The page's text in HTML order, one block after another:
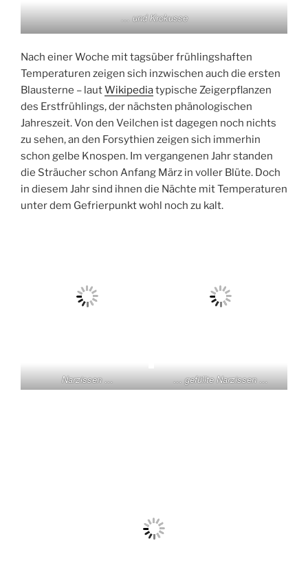
… und Krokusse
Nach einer Woche mit tagsüber frühlingshaften
Temperaturen zeigen sich inzwischen auch die ersten
Blausterne – lautWikipediatypische Zeigerpflanzen
des Erstfrühlings, der nächsten phänologischen
Jahreszeit. Von den Veilchen ist dagegen noch nichts
zu sehen, an den Forsythien zeigen sich immerhin
schon gelbe Knospen. Im vergangenen Jahr standen
die Sträucher schon Anfang März in voller Blüte. Doch
in diesem Jahr sind ihnen die Nächte mit Temperaturen
unter dem Gefrierpunkt wohl noch zu kalt.
Narzissen … … gefüllte Narzissen …